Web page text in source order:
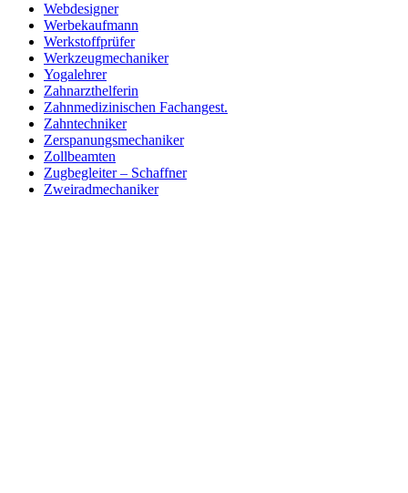
Webdesigner
Werbekaufmann
Werkstoffprüfer
Werkzeugmechaniker
Yogalehrer
Zahnarzthelferin
Zahnmedizinischen Fachangest.
Zahntechniker
Zerspanungsmechaniker
Zollbeamten
Zugbegleiter – Schaffner
Zweiradmechaniker